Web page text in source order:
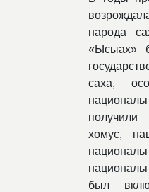
народа
«Ысыах»
саха,
получили
хомус,
был